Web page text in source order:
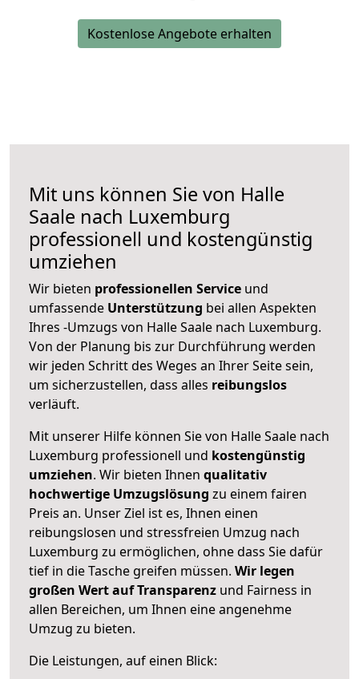
Kostenlose Angebote erhalten
Mit uns können Sie von Halle
Saale nach Luxemburg
professionell und kostengünstig
umziehen
Wir bieten professionellen Service und
umfassende Unterstützung bei allen Aspekten
Ihres -Umzugs von Halle Saale nach Luxemburg.
Von der Planung bis zur Durchführung werden
wir jeden Schritt des Weges an Ihrer Seite sein,
um sicherzustellen, dass alles reibungslos
verläuft.
Mit unserer Hilfe können Sie von Halle Saale nach
Luxemburg professionell und kostengünstig
umziehen. Wir bieten Ihnen qualitativ
hochwertige Umzugslösung zu einem fairen
Preis an. Unser Ziel ist es, Ihnen einen
reibungslosen und stressfreien Umzug nach
Luxemburg zu ermöglichen, ohne dass Sie dafür
tief in die Tasche greifen müssen. Wir legen
großen Wert auf Transparenz und Fairness in
allen Bereichen, um Ihnen eine angenehme
Umzug zu bieten.
Die Leistungen, auf einen Blick: